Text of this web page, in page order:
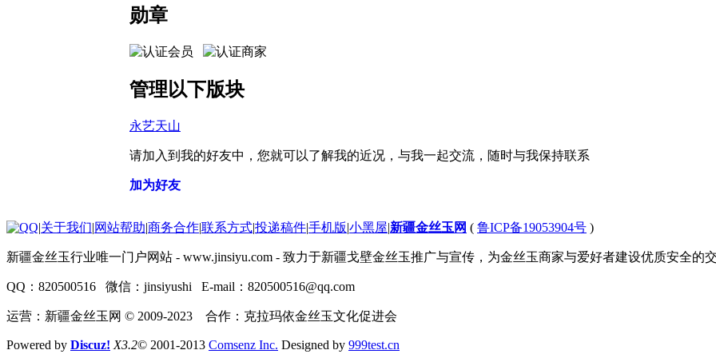
勋章
管理以下版块
永艺天山
请加入到我的好友中，您就可以了解我的近况，与我一起交流，随时与我保持联系
加为好友
|关于我们|网站帮助|商务合作|联系方式|投递稿件|手机版|小黑屋|新疆金丝玉网 ( 鲁ICP备19053904号 )
新疆金丝玉行业唯一门户网站 - www.jinsiyu.com - 致力于新疆戈壁金丝玉推广与宣传，为金丝玉商家与爱好者建设优质安全的
QQ：820500516 微信：jinsiyushi E-mail：820500516@qq.com
运营：新疆金丝玉网 © 2009-2023 合作：克拉玛依金丝玉文化促进会
Powered by Discuz! X3.2© 2001-2013 Comsenz Inc. Designed by 999test.cn